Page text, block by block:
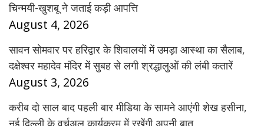
चिन्मयी-खुशबू ने जताई कड़ी आपत्ति
August 4, 2026
सावन सोमवार पर हरिद्वार के शिवालयों में उमड़ा आस्था का सैलाब,
दक्षेश्वर महादेव मंदिर में सुबह से लगी श्रद्धालुओं की लंबी कतारें
August 3, 2026
करीब दो साल बाद पहली बार मीडिया के सामने आएंगी शेख हसीना,
नई दिल्ली के वर्चुअल कार्यक्रम में रखेंगी अपनी बात